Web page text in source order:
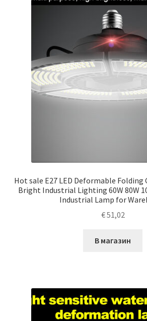
Hot sale E27 LED Deformable Folding
Bright Industrial Lighting 60W 80W
Industrial Lamp for
€51,02
В магазин